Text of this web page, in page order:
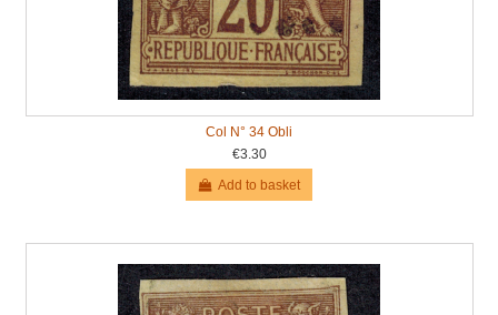
Col N° 34 Obli
€3.30
Add to basket